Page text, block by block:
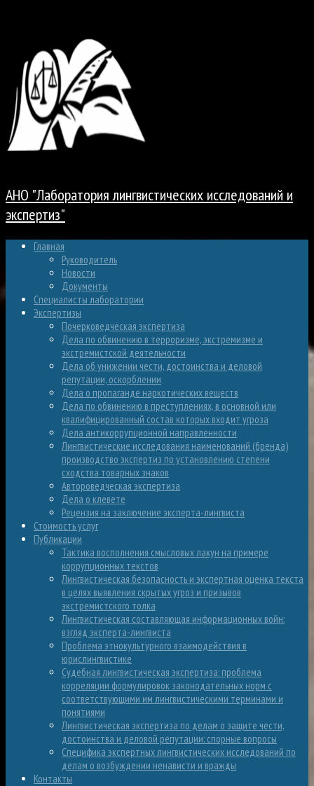
АНО "Лаборатория лингвистических исследований и
экспертиз"
Главная
Руководитель
Новости
Документы
Специалисты лаборатории
Экспертизы
Почерковедческая экспертиза
Дела по обвинению в терроризме, экстремизме и
экстремистской деятельности
Дела об унижении чести, достоинства и деловой
репутации, оскорблении
Дела о пропаганде наркотических веществ
Дела по обвинению в преступлениях, в основной или
квалифицированный состав которых входит угроза
Дела антикоррупционной направленности
Лингвистические исследования наименований (бренда)
производство экспертиз по установлению степени
сходства товарных знаков
Автороведческая экспертиза
Дела о клевете
Рецензия на заключение эксперта-лингвиста
Стоимость услуг
Публикации
Тактика восполнения смысловых лакун на примере
коррупционных текстов
Лингвистическая безопасность и экспертная оценка текста
в целях выявления скрытых угроз и призывов
экстремистского толка
Лингвистическая составляющая информационных войн:
взгляд эксперта-лингвиста
Проблема этнокультурного взаимодействия в
юрислингвистике
Судебная лингвистическая экспертиза: проблема
корреляции формулировок законодательных норм с
соответствующими им лингвистическими терминами и
понятиями
Лингвистическая экспертиза по делам о защите чести,
достоинства и деловой репутации: спорные вопросы
Специфика экспертных лингвистических исследований по
делам о возбуждении ненависти и вражды
Контакты